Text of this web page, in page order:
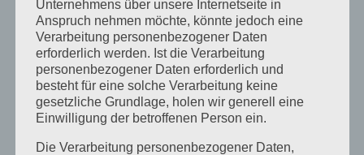
September 2015
August 2015
Juli 2015
Mai 2015
April 2015
August 2014
Unternehmens über unsere Internetseite in
Anspruch nehmen möchte, könnte jedoch eine
Verarbeitung personenbezogener Daten
erforderlich werden. Ist die Verarbeitung
personenbezogener Daten erforderlich und
besteht für eine solche Verarbeitung keine
gesetzliche Grundlage, holen wir generell eine
Einwilligung der betroffenen Person ein.
Die Verarbeitung personenbezogener Daten,